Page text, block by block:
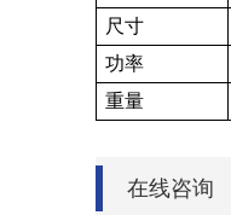
尺寸
功率
重量
在线咨询